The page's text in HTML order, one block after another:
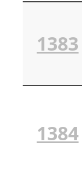
1383
1384